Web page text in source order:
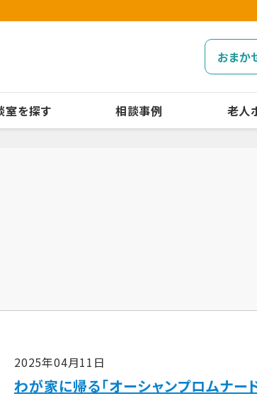
おまか
室を探す 相談事例 老人
2025年04月11日
わが家に帰る「オーシャンプロムナー